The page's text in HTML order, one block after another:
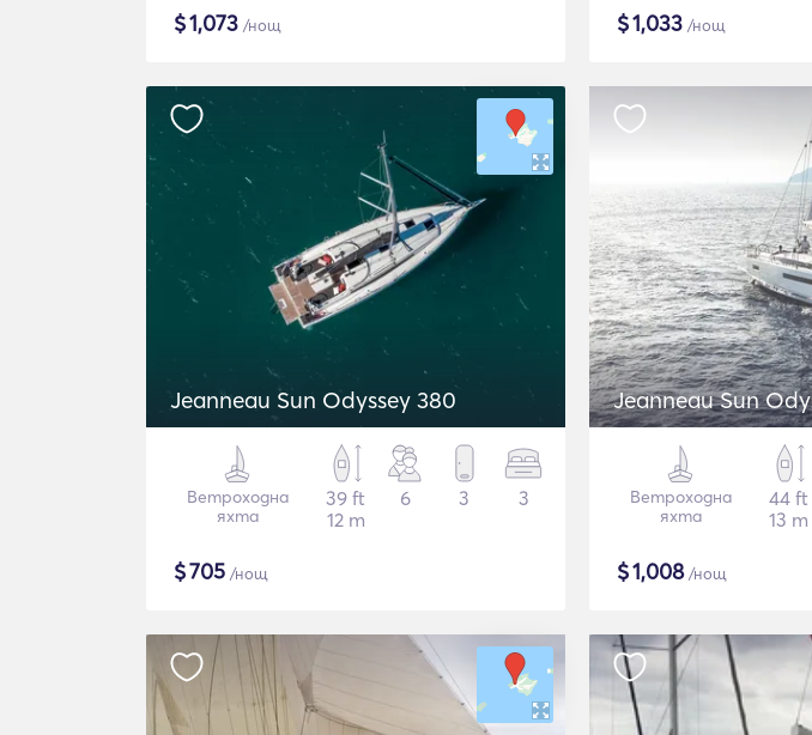
$1,073 /нощ $1,033 /нощ
Jeanneau Sun Odyssey 380
Ветроходна
яхта
39 ft
12 m
6 3 3
$705 /нощ
Jeanneau Sun
Ветроходна
яхта
44 ft
13 m
$1,008/нощ